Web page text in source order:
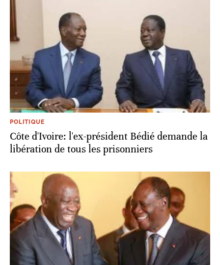
POLITIQUE
Côte d'Ivoire: l'ex-président Bédié demande la
libération de tous les prisonniers